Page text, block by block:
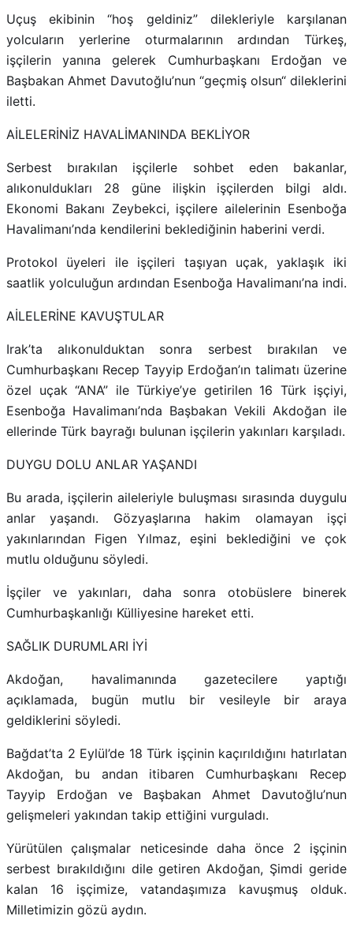
Uçuş ekibinin “hoş geldiniz” dilekleriyle karşılanan
yolcuların yerlerine oturmalarının ardından Türkeş,
işçilerin yanına gelerek Cumhurbaşkanı Erdoğan ve
Başbakan Ahmet Davutoğlu’nun “geçmiş olsun“ dileklerini
iletti.
AİLELERİNİZ HAVALİMANINDA BEKLİYOR
Serbest bırakılan işçilerle sohbet eden bakanlar,
alıkonuldukları 28 güne ilişkin işçilerden bilgi aldı.
Ekonomi Bakanı Zeybekci, işçilere ailelerinin Esenboğa
Havalimanı’nda kendilerini beklediğinin haberini verdi.
Protokol üyeleri ile işçileri taşıyan uçak, yaklaşık iki
saatlik yolculuğun ardından Esenboğa Havalimanı’na indi.
AİLELERİNE KAVUŞTULAR
Irak’ta alıkonulduktan sonra serbest bırakılan ve
Cumhurbaşkanı Recep Tayyip Erdoğan’ın talimatı üzerine
özel uçak “ANA” ile Türkiye’ye getirilen 16 Türk işçiyi,
Esenboğa Havalimanı’nda Başbakan Vekili Akdoğan ile
ellerinde Türk bayrağı bulunan işçilerin yakınları karşıladı.
DUYGU DOLU ANLAR YAŞANDI
Bu arada, işçilerin aileleriyle buluşması sırasında duygulu
anlar yaşandı. Gözyaşlarına hakim olamayan işçi
yakınlarından Figen Yılmaz, eşini beklediğini ve çok
mutlu olduğunu söyledi.
İşçiler ve yakınları, daha sonra otobüslere binerek
Cumhurbaşkanlığı Külliyesine hareket etti.
SAĞLIK DURUMLARI İYİ
Akdoğan, havalimanında gazetecilere yaptığı
açıklamada, bugün mutlu bir vesileyle bir araya
geldiklerini söyledi.
Bağdat’ta 2 Eylül’de 18 Türk işçinin kaçırıldığını hatırlatan
Akdoğan, bu andan itibaren Cumhurbaşkanı Recep
Tayyip Erdoğan ve Başbakan Ahmet Davutoğlu’nun
gelişmeleri yakından takip ettiğini vurguladı.
Yürütülen çalışmalar neticesinde daha önce 2 işçinin
serbest bırakıldığını dile getiren Akdoğan, Şimdi geride
kalan 16 işçimize, vatandaşımıza kavuşmuş olduk.
Milletimizin gözü aydın.